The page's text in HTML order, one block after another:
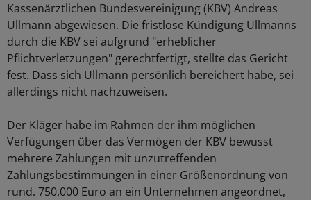
Kassenärztlichen Bundesvereinigung (KBV) Andreas
Ullmann abgewiesen. Die fristlose Kündigung Ullmanns
durch die KBV sei aufgrund "erheblicher
Pflichtverletzungen" gerechtfertigt, stellte das Gericht
fest. Dass sich Ullmann persönlich bereichert habe, sei
allerdings nicht nachzuweisen.
Der Kläger habe im Rahmen der ihm möglichen
Verfügungen über das Vermögen der KBV bewusst
mehrere Zahlungen mit unzutreffenden
Zahlungsbestimmungen in einer Größenordnung von
rund. 750.000 Euro an ein Unternehmen angeordnet,